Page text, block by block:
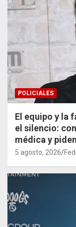
POLICIALES
El equipo y la
el silencio:
médica y
5 agosto, 2026